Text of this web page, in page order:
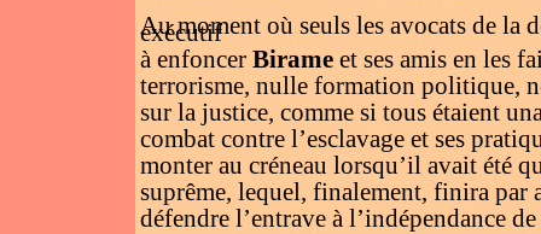
Au moment où seuls les avocats de la
exécutif
à enfoncerBirameet ses amis en les
terrorisme, nulle formation politique,
sur la justice, comme si tous étaient
combat contre l’esclavage et ses
monter au créneau lorsqu’il avait été
suprême, lequel, finalement, finira par
défendre l’entrave à l’indépendance